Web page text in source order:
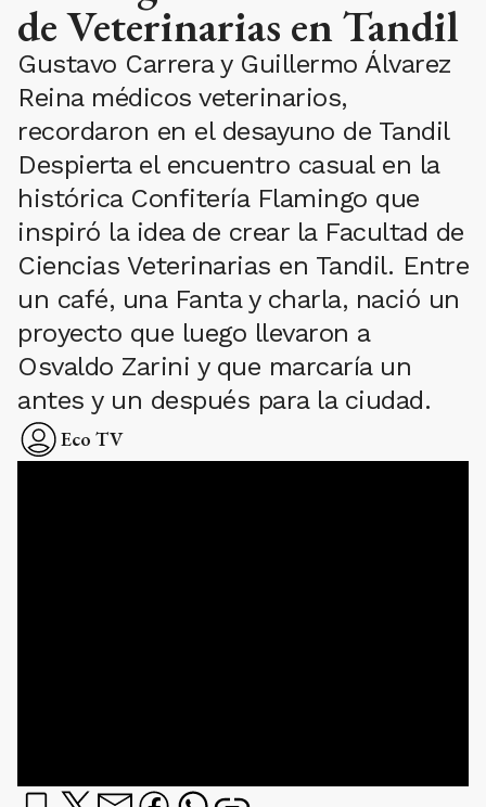
de Veterinarias en Tandil
Gustavo Carrera y Guillermo Álvarez
Reina médicos veterinarios,
recordaron en el desayuno de Tandil
Despierta el encuentro casual en la
histórica Confitería Flamingo que
inspiró la idea de crear la Facultad de
Ciencias Veterinarias en Tandil. Entre
un café, una Fanta y charla, nació un
proyecto que luego llevaron a
Osvaldo Zarini y que marcaría un
antes y un después para la ciudad.
Eco TV